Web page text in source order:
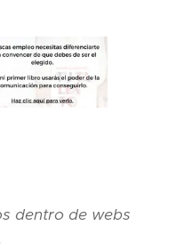
dentro de webs